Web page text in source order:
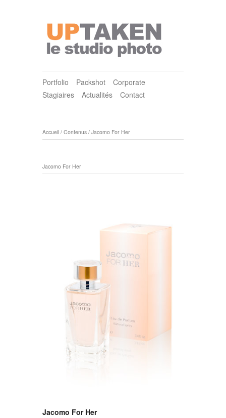
Portfolio Packshot
Corporate
Stagiaires
Actualités Contact
Accueil / Contenus / Jacomo For Her
Jacomo For Her
Jacomo For Her